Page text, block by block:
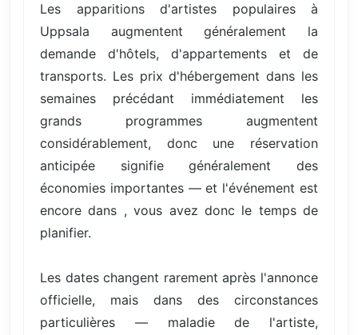
Les apparitions d'artistes populaires à
Uppsala augmentent généralement la
demande d'hôtels, d'appartements et de
transports. Les prix d'hébergement dans les
semaines précédant immédiatement les
grands programmes augmentent
considérablement, donc une réservation
anticipée signifie généralement des
économies importantes — et l'événement est
encore dans , vous avez donc le temps de
planifier.
Les dates changent rarement après l'annonce
officielle, mais dans des circonstances
particulières — maladie de l'artiste,